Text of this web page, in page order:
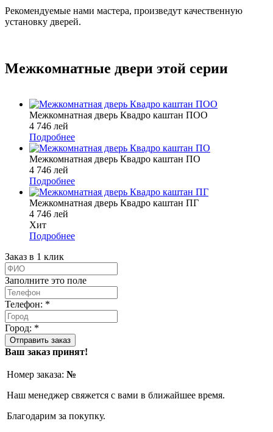
Рекомендуемые нами мастера, произведут качественную
установку дверей.
Межкомнатные двери этой серии
Межкомнатная дверь Квадро каштан ПОО
4 746 лей
Подробнее
Межкомнатная дверь Квадро каштан ПО
4 746 лей
Подробнее
Межкомнатная дверь Квадро каштан ПГ
4 746 лей
Хит
Подробнее
Заказ в 1 клик
Заполните это поле
Телефон: *
Город: *
Ваш заказ принят!
Номер заказа: №
Наш менеджер свяжется с вами в ближайшее время.
Благодарим за покупку.